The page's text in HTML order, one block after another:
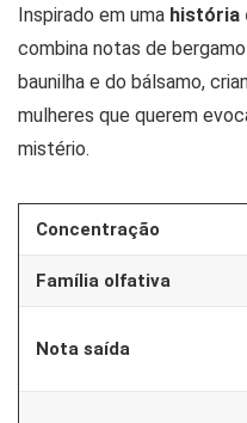
Inspirado em uma história
combina notas de
baunilha e do bálsamo,
mulheres que querem
mistério.
Concentração
Família olfativa
Nota saída